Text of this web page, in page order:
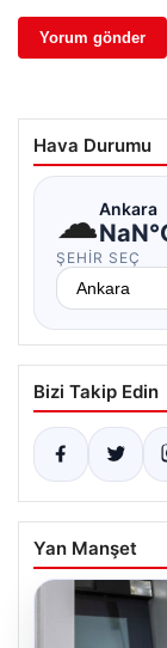
Hava Durumu
☁Ankara
ŞEHIR SEÇ
Bizi Takip Edin
Yan Manşet